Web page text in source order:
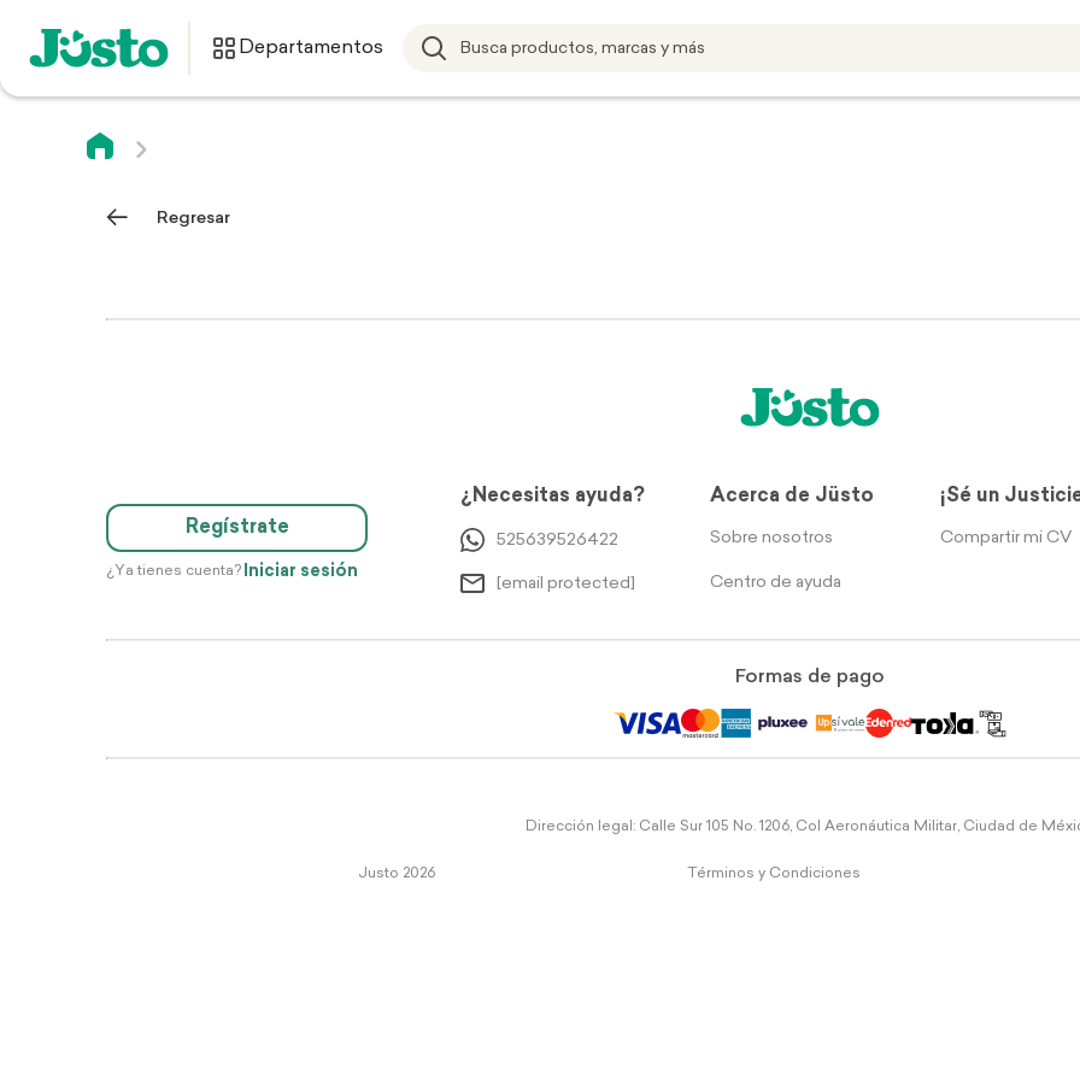
Departamentos
Regresar
Regístrate
¿Ya tienes cuenta? Iniciar sesión
¿Necesitas ayuda?
525639526422
[email protected]
Acerca de Jüsto
Sobre nosotros
Centro de ayuda
¡Sé un
Compartir mi CV
Formas de pago
Dirección legal: Calle Sur 105 No. 1206, Col Aeronáutica Militar, Ciudad de
Justo 2026 Términos y Condiciones